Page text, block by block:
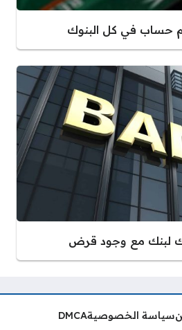
حساب في كل البنوك
لبنك مع وجود قرض
سياسة الخصوصيةDMCA